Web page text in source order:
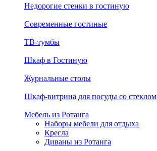
Недорогие стенки в гостиную
Современные гостиные
ТВ-тумбы
Шкаф в Гостиную
Журнальные столы
Шкаф-витрина для посуды со стеклом
Мебель из Ротанга
Наборы мебели для отдыха
Кресла
Диваны из Ротанга